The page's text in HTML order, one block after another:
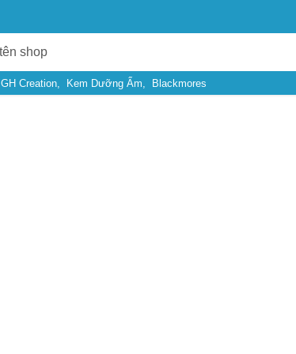
GH Creation Kem Dưỡng Ẩm Blackmores